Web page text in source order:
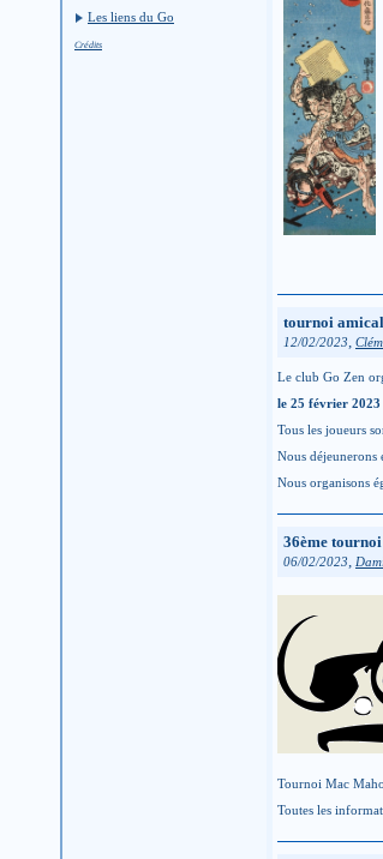
Les liens du Go
Crédits
tournoi
12/02/2023,
Le club Go Zen
le 25 février 2023
Tous les joueurs
Nous déjeunerons
Nous organisons
36ème
06/02/2023,
Tournoi Mac
Toutes les